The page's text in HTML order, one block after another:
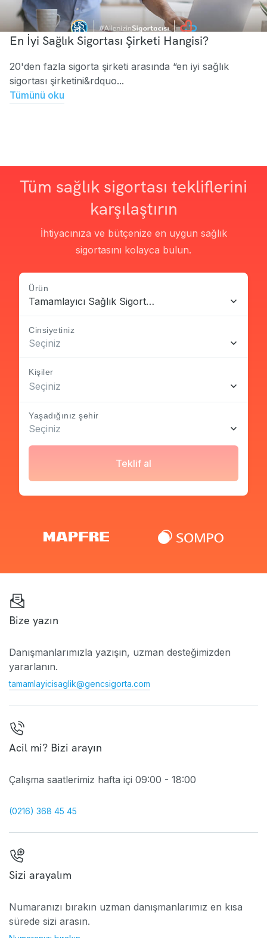
En İyi Sağlık Sigortası Şirketi Hangisi?
20'den fazla sigorta şirketi arasında “en iyi sağlık
sigortası şirketini&rdquo...
Tümünü oku
Tüm sağlık sigortası tekliflerini
karşılaştırın
İhtiyacınıza ve bütçenize en uygun sağlık
sigortasını kolayca bulun.
Ürün
Tamamlayıcı Sağlık Sigortası
Cinsiyetiniz
Seçiniz
Kişiler
Seçiniz
Yaşadığınız şehir
Seçiniz
Teklif al
Bize yazın
Danışmanlarımızla yazışın, uzman desteğimizden
yararlanın.
tamamlayicisaglik@gencsigorta.com
Acil mi? Bizi arayın
Çalışma saatlerimiz hafta içi 09:00 - 18:00
(0216) 368 45 45
Sizi arayalım
Numaranızı bırakın uzman danışmanlarımız en kısa
sürede sizi arasın.